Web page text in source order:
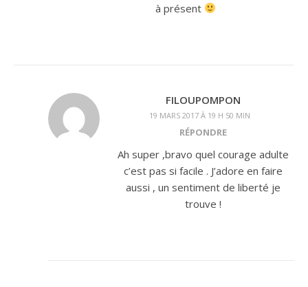
à présent
FILOUPOMPON
19 MARS 2017 À 19 H 50 MIN
RÉPONDRE
Ah super ,bravo quel courage adulte
c’est pas si facile . J’adore en faire
aussi , un sentiment de liberté je
trouve !